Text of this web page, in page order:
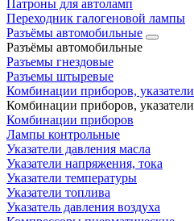
Патроны для автоламп
Переходник галогеновой лампы
Разъёмы автомобильные
Разъёмы автомобильные
Разъемы гнездовые
Разъемы штыревые
Комбинации приборов, указатели
Комбинации приборов, указатели
Комбинации приборов
Лампы контрольные
Указатели давления масла
Указатели напряжения, тока
Указатели температуры
Указатели топлива
Указатель давления воздуха